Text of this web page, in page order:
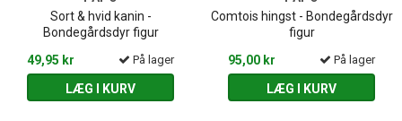
Sort & hvid kanin -
Bondegårdsdyr figur
49,95 kr
På lager
LÆG I KURV
Comtois hingst - Bondegårdsdyr
figur
95,00 kr
På lager
LÆG I KURV